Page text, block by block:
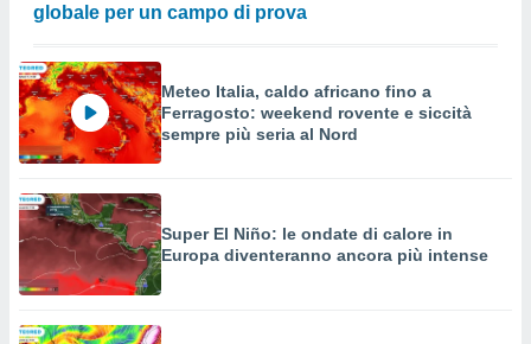
globale per un campo di prova
Meteo Italia, caldo africano fino a
Ferragosto: weekend rovente e siccità
sempre più seria al Nord
Super El Niño: le ondate di calore in
Europa diventeranno ancora più intense